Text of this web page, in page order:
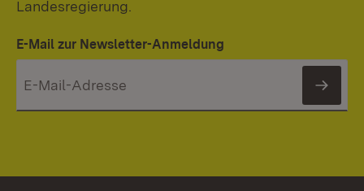
Landesregierung.
E-Mail zur Newsletter-Anmeldung